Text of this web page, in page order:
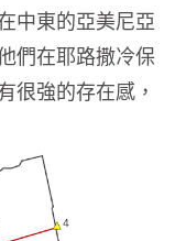
中東的亞美尼亞
們在耶路撒冷保
很強的存在感，